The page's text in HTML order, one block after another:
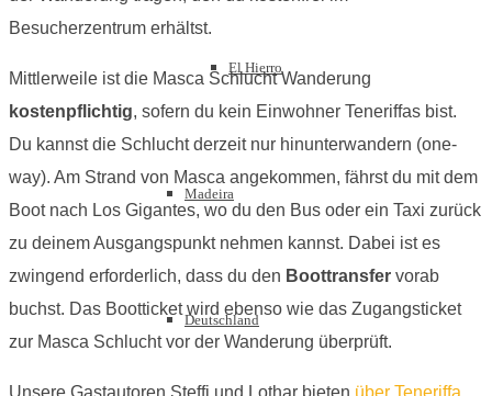
El Hierro
Madeira
Deutschland
Besucherzentrum erhältst.
Mittlerweile ist die Masca Schlucht Wanderung
kostenpflichtig, sofern du kein Einwohner Teneriffas bist.
Du kannst die Schlucht derzeit nur hinunterwandern (one-
way). Am Strand von Masca angekommen, fährst du mit dem
Boot nach Los Gigantes, wo du den Bus oder ein Taxi zurück
zu deinem Ausgangspunkt nehmen kannst. Dabei ist es
zwingend erforderlich, dass du den Boottransfer vorab
buchst. Das Bootticket wird ebenso wie das Zugangsticket
zur Masca Schlucht vor der Wanderung überprüft.
Unsere Gastautoren Steffi und Lothar bieten über Teneriffa